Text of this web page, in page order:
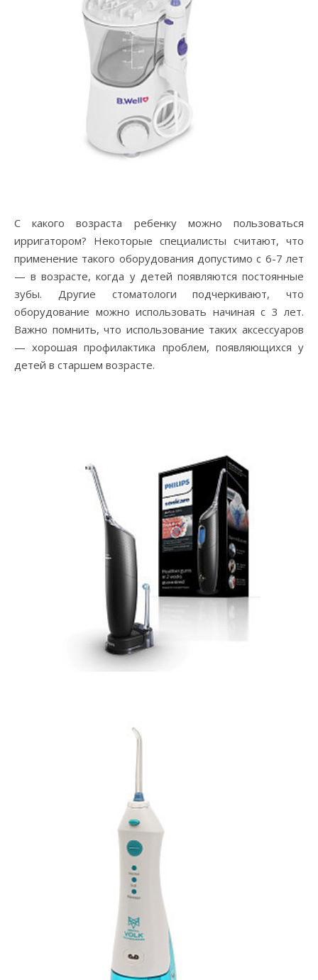
С какого возраста ребенку можно пользоваться
ирригатором? Некоторые специалисты считают, что
применение такого оборудования допустимо с 6-7 лет
— в возрасте, когда у детей появляются постоянные
зубы. Другие стоматологи подчеркивают, что
оборудование можно использовать начиная с 3 лет.
Важно помнить, что использование таких аксессуаров
— хорошая профилактика проблем, появляющихся у
детей в старшем возрасте.